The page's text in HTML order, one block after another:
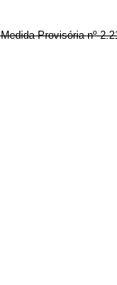
Provisória nº